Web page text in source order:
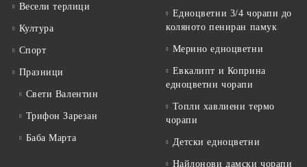
Весели терлици
Култура
Спорт
Празници
Свети Валентин
Трифон Зарезан
Баба Марта
Едноцветни 3/4 чорапи до
коляното пениран памук
Мерино едноцветни
Евкалипт и Коприна
едноцветни чорапи
Топли хавлиени термо
чорапи
Детски едноцветни
Найлонови дамски чорапи